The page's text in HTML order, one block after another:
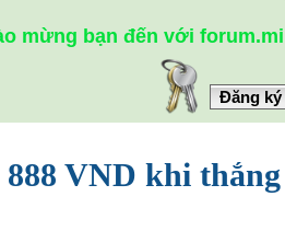
mừng bạn đến với
Đăng ký
VND khi